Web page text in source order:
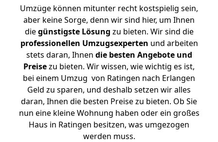
Umzüge können mitunter recht kostspielig sein,
aber keine Sorge, denn wir sind hier, um Ihnen
diegünstigste Lösung zu bieten. Wir sind die
professionellen Umzugsexperten und arbeiten
stets daran, Ihnen die besten Angebote und
Preisezu bieten. Wir wissen, wie wichtig es ist,
bei einem Umzug von Ratingen nach Erlangen
Geld zu sparen, und deshalb setzen wir alles
daran, Ihnen die besten Preise zu bieten. Ob Sie
nun eine kleine Wohnung haben oder ein großes
Haus in Ratingen besitzen, was umgezogen
werden muss.